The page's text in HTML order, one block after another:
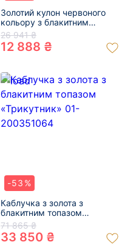
Золотий кулон червоного
кольору з блакитним
топазом «Овал» 01-
200109675
26 941 ₴
12 888 ₴
-53%
Каблучка з золота з
блакитним топазом
«Трикутник» 01-200351064
71 865 ₴
33 850 ₴